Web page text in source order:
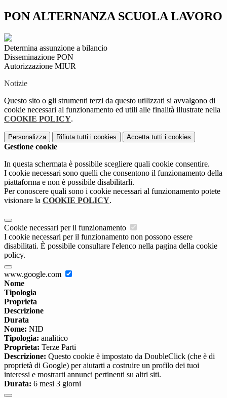
PON ALTERNANZA SCUOLA LAVORO
Determina assunzione a bilancio
Disseminazione PON
Autorizzazione MIUR
Notizie
Questo sito o gli strumenti terzi da questo utilizzati si avvalgono di
cookie necessari al funzionamento ed utili alle finalità illustrate nella
COOKIE POLICY.
Personalizza Rifiuta tutti i cookies Accetta tutti i cookies
Gestione cookie
In questa schermata è possibile scegliere quali cookie consentire.
I cookie necessari sono quelli che consentono il funzionamento della
piattaforma e non è possibile disabilitarli.
Per conoscere quali sono i cookie necessari al funzionamento potete
visionare la COOKIE POLICY.
Cookie necessari per il funzionamento
I cookie necessari per il funzionamento non possono essere
disabilitati. È possibile consultare l'elenco nella pagina della cookie
policy.
www.google.com
Nome
Tipologia
Proprieta
Descrizione
Durata
Nome: NID
Tipologia: analitico
Proprieta: Terze Parti
Descrizione: Questo cookie è impostato da DoubleClick (che è di
proprietà di Google) per aiutarti a costruire un profilo dei tuoi
interessi e mostrarti annunci pertinenti su altri siti.
Durata: 6 mesi 3 giorni